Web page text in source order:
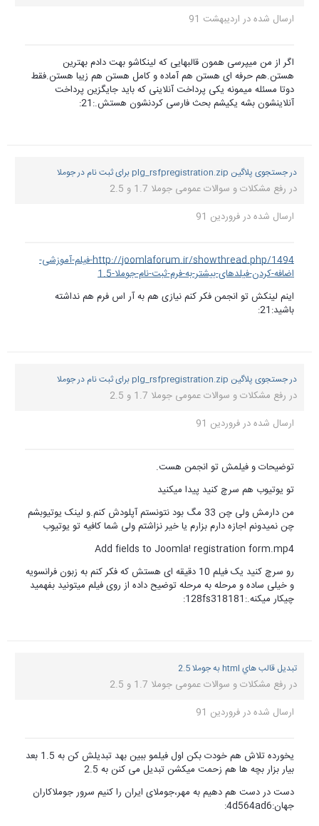
ارسال شده در اردیبهشت 91
اگر از من میپرسی همون قالبهایی که لینکاشو بهت دادم بهترین
هستن.هم حرفه ای هستن هم آماده و کامل هستن هم زیبا هستن.فقط
دوتا مسئله میمونه یکی پرداخت آنلاینی که باید جایگزین پرداخت
آنلاینشون بشه یکیشم بحث فارسی کردنشون هستش.:21:
در جستجوی پلاگین plg_rsfpregistration.zip برای ثبت نام در جوملا
در رفع مشکلات و سوالات عمومی جوملا 1.7 و 2.5
ارسال شده درفروردین 91
http://joomlaforum.ir/showthread.php/1494-فیلم-آموزشی-
اضافه-کردن-فیلدهای-بیشتر-به-فرم-ثبت-نام-جوملا-1.5
اینم لینکش تو انجمن فکر کنم نیازی هم به آر اس فرم هم نداشته
باشید:21:
در جستجوی پلاگین plg_rsfpregistration.zip برای ثبت نام در جوملا
در رفع مشکلات و سوالات عمومی جوملا 1.7 و 2.5
ارسال شده درفروردین 91
توضیحات و فیلمش تو انجمن هست.
تو یوتیوب هم سرچ کنید پیدا میکنید
من دارمش ولی چن 33 مگ بود نتونستم آپلودش کنم.و لینک یوتیوبشم
چن نمیدونم اجازه دارم بزارم یا خیر نزاشتم ولی شما کافیه تو یوتیوب
Add fields to Joomla! registration form.mp4
رو سرچ کنید یک فیلم 10 دقیقه ای هستش که فکر کنم به زبون فرانسویه
و خیلی ساده و مرحله به مرحله توضیح داده از روی فیلم میتونید بفهمید
چیکار میکنه.:128fs318181:
تبديل قالب هاي html به جوملا 2.5
در رفع مشکلات و سوالات عمومی جوملا 1.7 و 2.5
ارسال شده درفروردین 91
یخورده تلاش هم خودت بکن اول فیلمو ببین بهد تبدیلش کن به 1.5 بعد
بیار بزار بچه ها هم زحمت میکشن تبدیل می کنن به 2.5
دست در دست هم دهیم به مهر،جوملای ایران را کنیم سرور جوملاکاران
جهان:4d564ad6: